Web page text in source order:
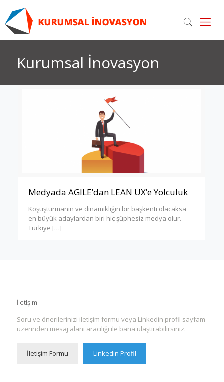
Kurumsal İnovasyon
Medyada AGILE’dan LEAN UX’e Yolculuk
Koşuşturmanın ve dinamikliğin bir başkenti olacaksa
en büyük adaylardan biri hiç şüphesiz medya olur.
Türkiye […]
İletişim
Soru ve önerilerinizi iletişim formu veya Linkedin profil sayfam
üzerinden mesaj alanı aracılığı ile bana ulaştırabilirsiniz.
İletişim Formu Linkedin Profil